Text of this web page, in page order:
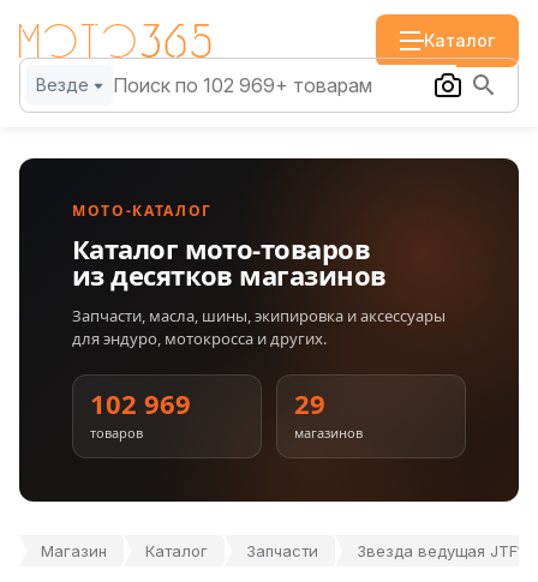
Каталог
Везде
МОТО-КАТАЛОГ
Каталог мото-товаров
из десятков магазинов
Запчасти, масла, шины, экипировка и аксессуары
для эндуро, мотокросса и других.
102 969
товаров
29
магазинов
Магазин Каталог Запчасти Звезда ведущая